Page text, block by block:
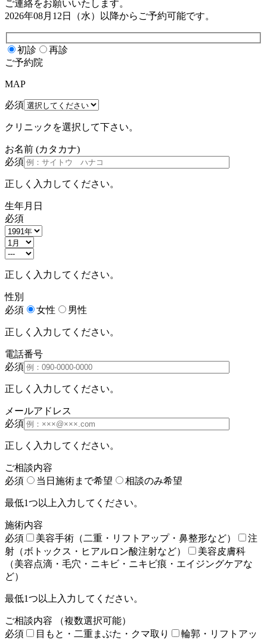
ご連絡をお願いいたします。
2026年08月12日（水）
以降からご予約可能です。
初診
再診
ご予約院
MAP
必須
クリニックを選択して下さい。
お名前 (カタカナ)
必須
正しく入力してください。
生年月日
必須
正しく入力してください。
性別
必須
女性 男性
正しく入力してください。
電話番号
必須
正しく入力してください。
メールアドレス
必須
正しく入力してください。
ご相談内容
必須
当日施術まで希望 相談のみ希望
最低1つ以上入力してください。
施術内容
必須
美容手術（二重・リフトアップ・鼻整形など）
注
射（ボトックス・ヒアルロン酸注射など）
美容皮膚科
（美容点滴・毛穴・ニキビ・ニキビ痕・エイジングケアな
ど）
最低1つ以上入力してください。
ご相談内容
（複数選択可能）
必須
目もと・二重まぶた・クマ取り
輪郭・リフトアッ